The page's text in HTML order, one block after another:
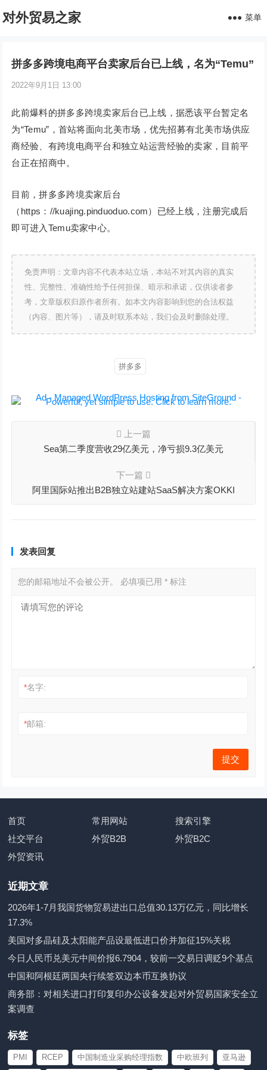
对外贸易之家 菜单
拼多多跨境电商平台卖家后台已上线，名为“Temu”
2022年9月1日 13:00
此前爆料的拼多多跨境卖家后台已上线，据悉该平台暂定名
为“Temu”，首站将面向北美市场，优先招募有北美市场供应
商经验、有跨境电商平台和独立站运营经验的卖家，目前平
台正在招商中。
目前，拼多多跨境卖家后台
（https：//kuajing.pinduoduo.com）已经上线，注册完成后
即可进入Temu卖家中心。
免责声明：文章内容不代表本站立场，本站不对其内容的真实
性、完整性、准确性给予任何担保、暗示和承诺，仅供读者参
考，文章版权归原作者所有。如本文内容影响到您的合法权益
（内容、图片等），请及时联系本站，我们会及时删除处理。
拼多多
上一篇
Sea第二季度营收29亿美元，净亏损9.3亿美元
下一篇
阿里国际站推出B2B独立站建站SaaS解决方案OKKI
发表回复
您的邮箱地址不会被公开。 必填项已用* 标注
*名字:
*邮箱:
首页 常用网站
搜索引擎
社交平台
外贸B2B
外贸B2C
外贸资讯
近期文章
2026年1-7月我国货物贸易进出口总值30.13万亿元，同比增长
17.3%
美国对多晶硅及太阳能产品设最低进口价并加征15%关税
今日人民币兑美元中间价报6.7904，较前一交易日调贬9个基点
中国和阿根廷两国央行续签双边本币互换协议
商务部：对相关进口打印复印办公设备发起对外贸易国家安全立
案调查
标签
PMI RCEP 中国制造业采购经理指数 中欧班列 亚马逊